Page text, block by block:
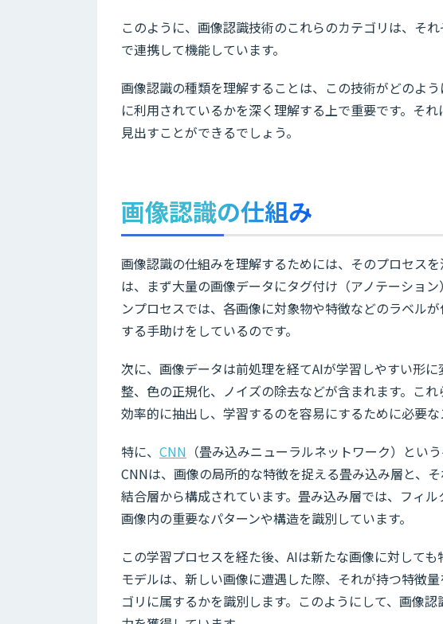
このように、画像認識技術のこれらのカテゴリは、そ
で連携して機能しています。
画像認識の種類を理解することは、この技術がどのよ
に利用されているかを深く理解する上で重要です。そ
見出すことができるでしょう。
画像認識の仕組み
画像認識の仕組みを理解するためには、そのプロセス
は、まず大量の画像データにタグ付け（アノテーショ
ンプロセスでは、各画像に対象物や特徴などのラベル
する手助けをしているのです。
次に、画像データは前処理を経てAIが学習しやすい形
整、色の正規化、ノイズの除去などが含まれます。こ
効率的に抽出し、学習するのを容易にするために必要な
特に、 CNN （畳み込みニューラルネットワーク）とい
CNNは、画像の局所的な特徴を捉える畳み込み層と、
結合層から構成されています。畳み込み層では、フィ
画像内の重要なパターンや構造を識別しています。
この学習プロセスを経た後、AIは新たな画像に対して
モデルは、新しい画像に遭遇した際、それが持つ特徴
ゴリに属するかを識別します。このようにして、画像